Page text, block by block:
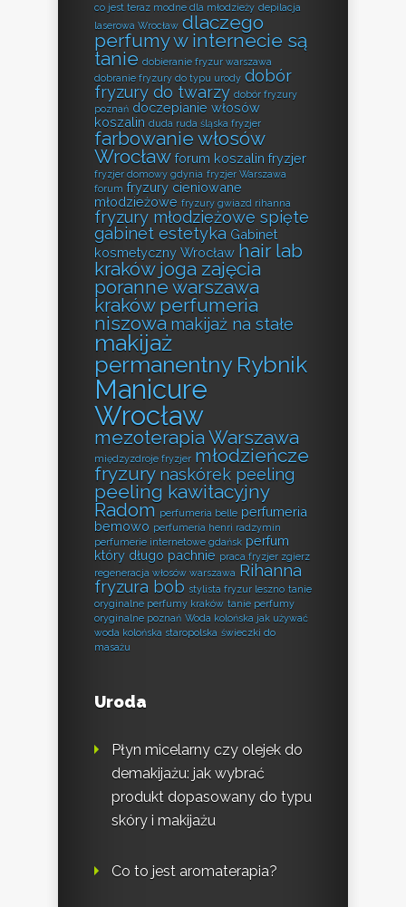
co jest teraz modne dla młodzieży depilacja
laserowa Wrocław dlaczego
perfumy w internecie są
tanie dobieranie fryzur warszawa
dobranie fryzury do typu urody dobór
fryzury do twarzy dobór fryzury
poznań doczepianie włosów
koszalin duda ruda śląska fryzjer
farbowanie włosów
Wrocław forum koszalin fryzjer
fryzjer domowy gdynia fryzjer Warszawa
forum fryzury cieniowane
młodzieżowe fryzury gwiazd rihanna
fryzury młodzieżowe spięte
gabinet estetyka Gabinet
kosmetyczny Wrocław hair lab
kraków joga zajęcia
poranne warszawa
kraków perfumeria
niszowa makijaż na stałe
makijaż
permanentny Rybnik
Manicure
Wrocław
mezoterapia Warszawa
międzyzdroje fryzjer młodzieńcze
fryzury naskórek peeling
peeling kawitacyjny
Radom perfumeria belle perfumeria
bemowo perfumeria henri radzymin
perfumerie internetowe gdańsk perfum
który długo pachnie praca fryzjer zgierz
regeneracja włosów warszawa Rihanna
fryzura bob stylista fryzur leszno tanie
oryginalne perfumy kraków tanie perfumy
oryginalne poznań Woda kolońska jak używać
woda kolońska staropolska świeczki do
masażu
Uroda
Płyn micelarny czy olejek do
demakijażu: jak wybrać
produkt dopasowany do typu
skóry i makijażu
Co to jest aromaterapia?